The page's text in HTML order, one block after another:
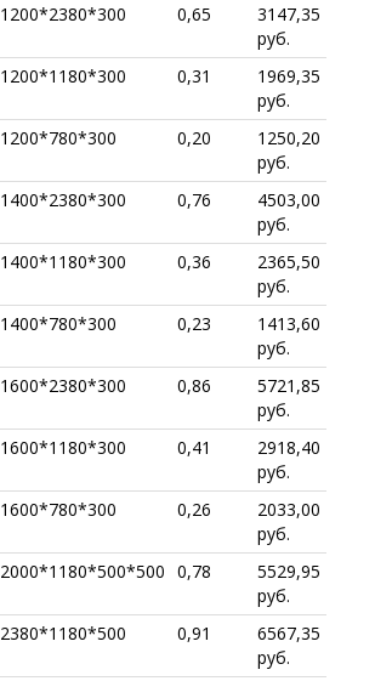
1200*2380*300 0,65
3147,35
руб.
1200*1180*300 0,31
1969,35
руб.
1200*780*300 0,20
1250,20
руб.
1400*2380*300 0,76
4503,00
руб.
1400*1180*300 0,36
2365,50
руб.
1400*780*300 0,23
1413,60
руб.
1600*2380*300 0,86
5721,85
руб.
1600*1180*300 0,41
2918,40
руб.
1600*780*300 0,26
2033,00
руб.
2000*1180*500*500 0,78
5529,95
руб.
2380*1180*500 0,91
6567,35
руб.